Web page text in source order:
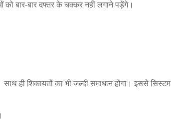
को बार-बार दफ्तर के चक्कर नहीं लगाने पड़ेंगे।
ही शिकायतों का भी जल्दी समाधान होगा। इससे सिस्टम